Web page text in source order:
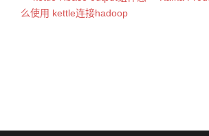
Post
么使用 kettle连接hadoop